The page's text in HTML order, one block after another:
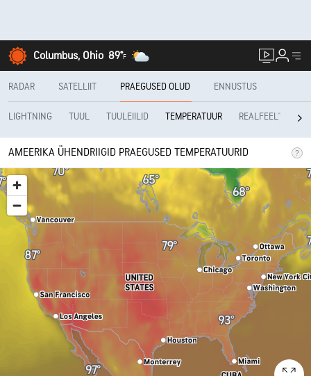
Columbus, Ohio 89°F
RADAR SATELLIIT PRAEGUSED OLUD ENNUSTUS
LIGHTNING TUUL TUULEIILID TEMPERATUUR REALFEEL®
AMEERIKA ÜHENDRIIGID PRAEGUSED TEMPERATUURID